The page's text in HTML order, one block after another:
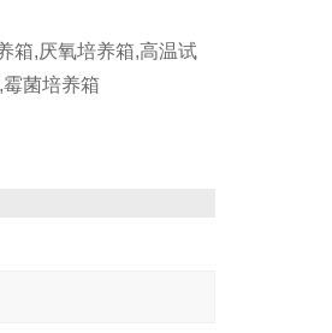
箱,厌氧培养箱,高温试
菌培养箱